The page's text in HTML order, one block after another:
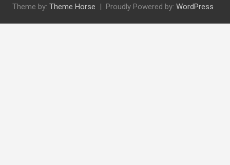
Theme by: Theme Horse Proudly Powered by: WordPress